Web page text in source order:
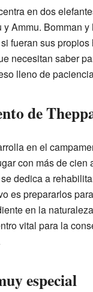
en dos
Ammu. Bomman
fueran sus propios
necesitan saber
lleno de
de
en el
con más de cien
dedica a
es prepararlos
en la
vital para la
especial